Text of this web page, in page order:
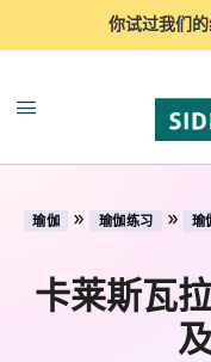
你试过我们的
瑜伽 » 瑜伽练习 » 瑜
卡莱斯瓦